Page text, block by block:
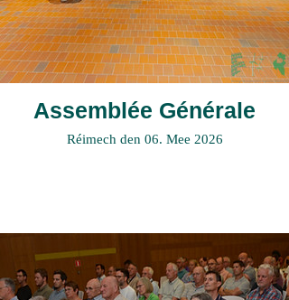
Assemblée Générale
Réimech den 06. Mee 2026